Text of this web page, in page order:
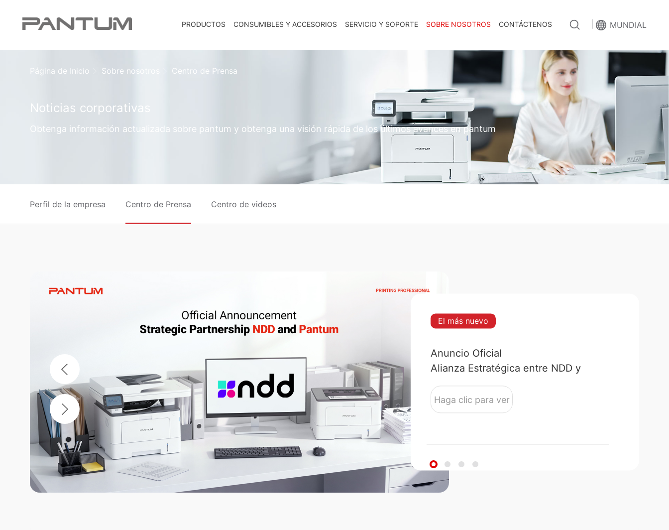
MUNDIAL
PRODUCTOS CONSUMIBLES Y ACCESORIOS SERVICIO Y SOPORTE SOBRE NOSOTROS CONTÁCTENOS
Noticias corporativas
Obtenga información actualizada sobre pantum y obtenga una visión rápida de los últimos avances en pantum
Página de Inicio Sobre nosotros Centro de Prensa
Perfil de la empresa Centro de Prensa Centro de videos
El más nuevo
Anuncio Oficial
Alianza Estratégica entre NDD y
Pantum
Haga clic para ver